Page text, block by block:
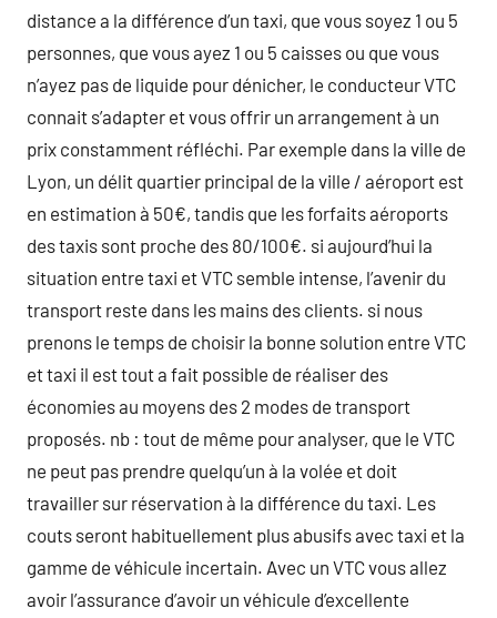
distance a la différence d’un taxi, que vous soyez 1 ou 5
personnes, que vous ayez 1 ou 5 caisses ou que vous
n’ayez pas de liquide pour dénicher, le conducteur VTC
connait s’adapter et vous offrir un arrangement à un
prix constamment réfléchi. Par exemple dans la ville de
Lyon, un délit quartier principal de la ville / aéroport est
en estimation à 50€, tandis que les forfaits aéroports
des taxis sont proche des 80/100€. si aujourd’hui la
situation entre taxi et VTC semble intense, l’avenir du
transport reste dans les mains des clients. si nous
prenons le temps de choisir la bonne solution entre VTC
et taxi il est tout a fait possible de réaliser des
économies au moyens des 2 modes de transport
proposés. nb : tout de même pour analyser, que le VTC
ne peut pas prendre quelqu’un à la volée et doit
travailler sur réservation à la différence du taxi. Les
couts seront habituellement plus abusifs avec taxi et la
gamme de véhicule incertain. Avec un VTC vous allez
avoir l’assurance d’avoir un véhicule d’excellente